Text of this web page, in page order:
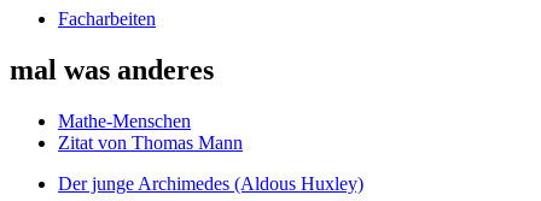
Facharbeiten
mal was anderes
Mathe-Menschen
Zitat von Thomas Mann
Der junge Archimedes (Aldous Huxley)